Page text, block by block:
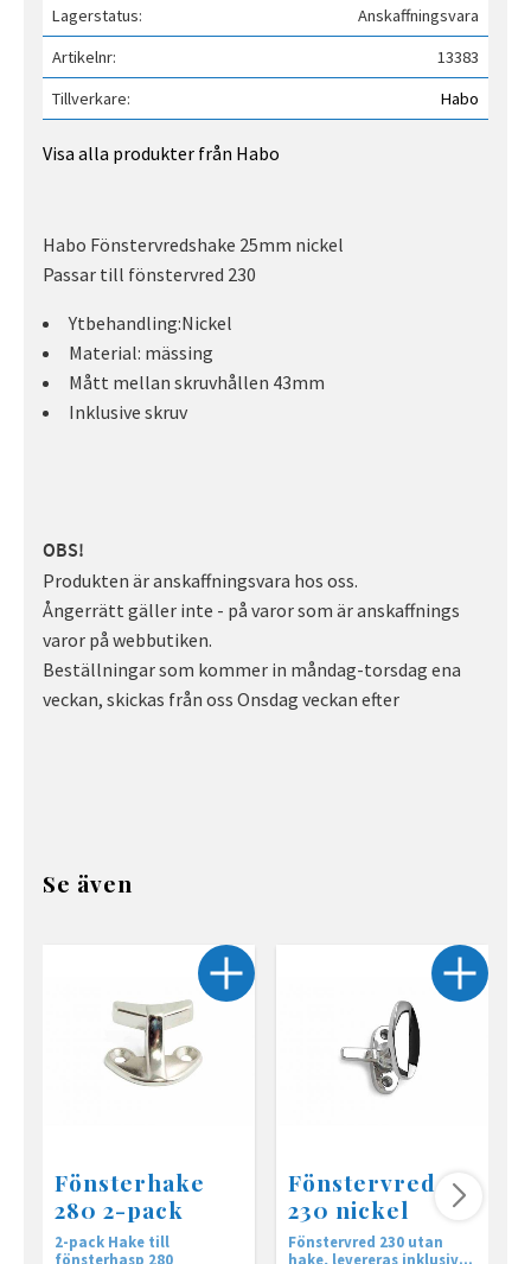
Lagerstatus
Anskaffningsvara
Artikelnr
13383
Tillverkare
Habo
Visa alla produkter från Habo
Habo Fönstervredshake 25mm nickel
Passar till fönstervred 230
Ytbehandling:Nickel
Material: mässing
Mått mellan skruvhållen 43mm
Inklusive skruv
OBS!
Produkten är anskaffningsvara hos oss.
Ångerrätt gäller inte - på varor som är anskaffnings
varor på webbutiken.
Beställningar som kommer in måndag-torsdag ena
veckan, skickas från oss Onsdag veckan efter
Se även
Fönsterhake
280 2-pack
2-pack Hake till
fönsterhasp 280
Fönstervred
230 nickel
Fönstervred 230 utan
hake, levereras inklusive